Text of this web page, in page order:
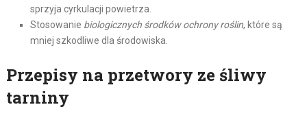
sprzyja cyrkulacji powietrza.
Stosowanie biologicznych środków ochrony roślin, które są
mniej szkodliwe dla środowiska.
Przepisy na przetwory ze śliwy
tarniny